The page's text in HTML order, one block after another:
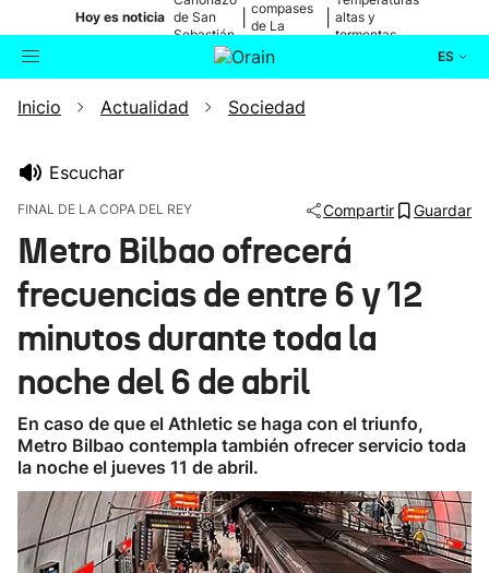
Hoy es noticia de San
Sebastián
compases
de La
altas y
tormentas
ES
Buscador Actualidad
Ikusmiran
Eguraldia
Inicio Actualidad Sociedad
Escuchar
FINAL DE LA COPA DEL REY Compartir Guardar
Metro Bilbao ofrecerá
frecuencias de entre 6 y 12
minutos durante toda la
noche del 6 de abril
En caso de que el Athletic se haga con el triunfo,
Metro Bilbao contempla también ofrecer servicio toda
la noche el jueves 11 de abril.